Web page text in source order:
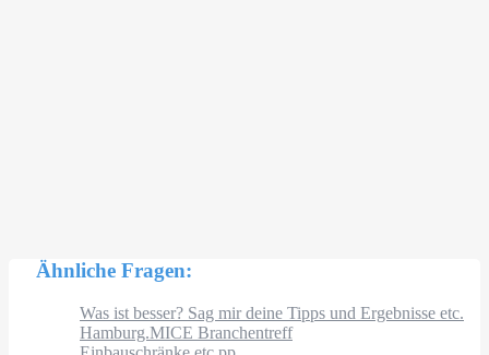
Ähnliche Fragen:
Was ist besser? Sag mir deine Tipps und Ergebnisse etc.
Hamburg.MICE Branchentreff